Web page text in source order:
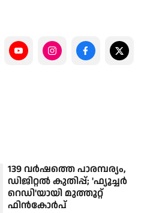
139 വർഷത്തെ പാരമ്പര്യം,
ഡിജിറ്റൽ കുതിപ്പ്; 'ഫ്യൂച്ചർ
റെഡി'യായി മുത്തൂറ്റ്
ഫിൻകോർപ്